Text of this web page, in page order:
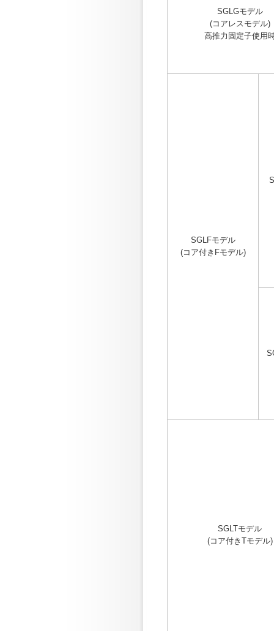
SGLGモデル
(コアレスモデル)
高推力固定子使用
SGLFモデル
(コア付きFモデル)
SGLTモデル
(コア付きTモデル)